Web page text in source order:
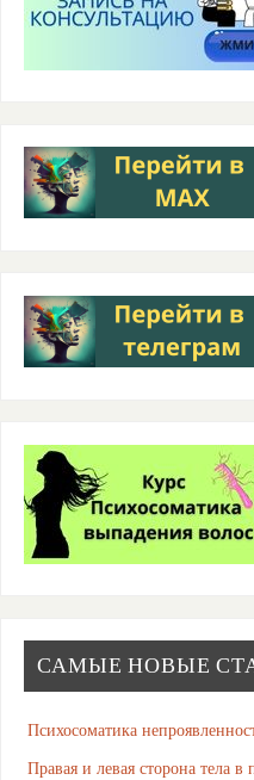
САМЫЕ НОВЫЕ
Психосоматика
Правая и левая сторона тела в